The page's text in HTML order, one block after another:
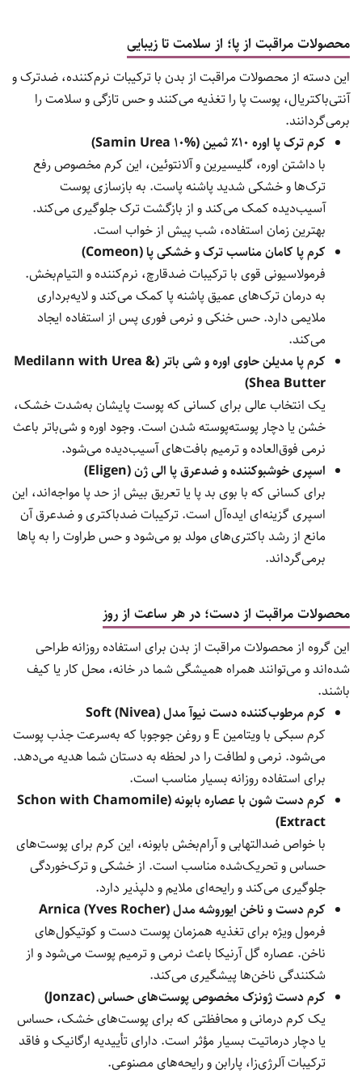
محصولات مراقبت از پا؛ از سلامت تا زیبایی
این دسته از محصولات مراقبت از بدن با ترکیبات نرم‌کننده، ضدترک و
آنتی‌باکتریال، پوست پا را تغذیه می‌کنند و حس تازگی و سلامت را
برمی‌گردانند.
کرم ترک پا اوره ۱۰٪ ثمین (Samin Urea 10%)
با داشتن اوره، گلیسیرین و آلانتوئین، این کرم مخصوص رفع
ترک‌ها و خشکی شدید پاشنه پاست. به بازسازی پوست
آسیب‌دیده کمک می‌کند و از بازگشت ترک جلوگیری می‌کند.
بهترین زمان استفاده، شب پیش از خواب است.
کرم پا کامان مناسب ترک و خشکی پا (Comeon)
فرمولاسیونی قوی با ترکیبات ضدقارچ، نرم‌کننده و التیام‌بخش.
به درمان ترک‌های عمیق پاشنه پا کمک می‌کند و لایه‌برداری
ملایمی دارد. حس خنکی و نرمی فوری پس از استفاده ایجاد
می‌کند.
کرم پا مدیلن حاوی اوره و شی باتر (Medilann with Urea &
Shea Butter)
یک انتخاب عالی برای کسانی که پوست پایشان به‌شدت خشک،
خشن یا دچار پوسته‌پوسته شدن است. وجود اوره و شی‌باتر باعث
نرمی فوق‌العاده و ترمیم بافت‌های آسیب‌دیده می‌شود.
اسپری خوشبوکننده و ضدعرق پا الی ژن (Eligen)
برای کسانی که با بوی بد پا یا تعریق بیش از حد پا مواجه‌اند، این
اسپری گزینه‌ای ایده‌آل است. ترکیبات ضدباکتری و ضدعرق آن
مانع از رشد باکتری‌های مولد بو می‌شود و حس طراوت را به پاها
برمی‌گرداند.
محصولات مراقبت از دست؛ در هر ساعت از روز
این گروه از محصولات مراقبت از بدن برای استفاده روزانه طراحی
شده‌اند و می‌توانند همراه همیشگی شما در خانه، محل کار یا کیف
باشند.
کرم مرطوب‌کننده دست نیوآ مدل Soft (Nivea)
کرم سبکی با ویتامین E و روغن جوجوبا که به‌سرعت جذب پوست
می‌شود. نرمی و لطافت را در لحظه به دستان شما هدیه می‌دهد.
برای استفاده روزانه بسیار مناسب است.
کرم دست شون با عصاره بابونه (Schon with Chamomile
Extract)
با خواص ضدالتهابی و آرام‌بخش بابونه، این کرم برای پوست‌های
حساس و تحریک‌شده مناسب است. از خشکی و ترک‌خوردگی
جلوگیری می‌کند و رایحه‌ای ملایم و دلپذیر دارد.
کرم دست و ناخن ایوروشه مدل Arnica (Yves Rocher)
فرمول ویژه برای تغذیه همزمان پوست دست و کوتیکول‌های
ناخن. عصاره گل آرنیکا باعث نرمی و ترمیم پوست می‌شود و از
شکنندگی ناخن‌ها پیشگیری می‌کند.
کرم دست ژونزک مخصوص پوست‌های حساس (Jonzac)
یک کرم درمانی و محافظتی که برای پوست‌های خشک، حساس
یا دچار درماتیت بسیار مؤثر است. دارای تأییدیه ارگانیک و فاقد
ترکیبات آلرژی‌زا، پارابن و رایحه‌های مصنوعی.